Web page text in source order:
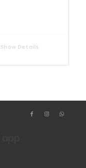
Show Details